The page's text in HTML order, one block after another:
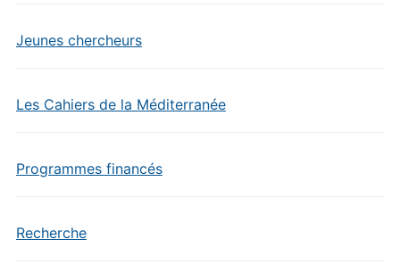
Jeunes chercheurs
Les Cahiers de la Méditerranée
Programmes financés
Recherche